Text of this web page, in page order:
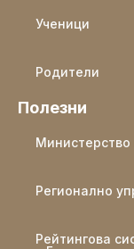
Ученици
Родители
Полезни
Министерство
Регионално
Рейтингова